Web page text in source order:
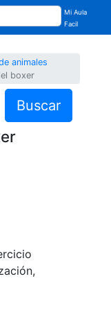
Mi Aula
Facil
animales
boxer
Buscar